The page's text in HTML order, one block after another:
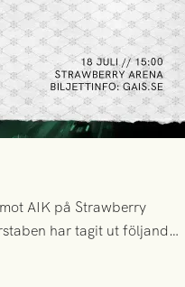
AIK på Strawberry
har tagit ut följande